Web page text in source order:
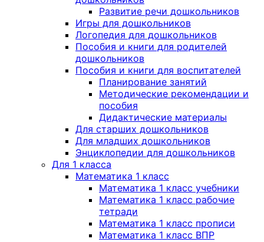
Развитие речи дошкольников
Игры для дошкольников
Логопедия для дошкольников
Пособия и книги для родителей
дошкольников
Пособия и книги для воспитателей
Планирование занятий
Методические рекомендации и
пособия
Дидактические материалы
Для старших дошкольников
Для младших дошкольников
Энциклопедии для дошкольников
Для 1 класса
Математика 1 класс
Математика 1 класс учебники
Математика 1 класс рабочие
тетради
Математика 1 класс прописи
Математика 1 класс ВПР